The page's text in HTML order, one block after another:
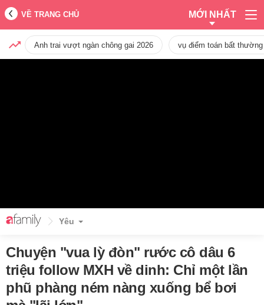
VỀ TRANG CHỦ MỚI NHẤT
Anh trai vượt ngàn chông gai 2026 vụ điểm toán bất
Yêu
Chuyện "vua lỳ đòn" rước cô dâu 6
triệu follow MXH về dinh: Chỉ một lần
phũ phàng ném nàng xuống bể bơi